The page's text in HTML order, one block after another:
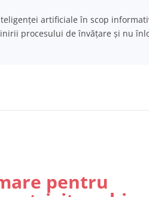
artificiale în scop
procesului de învățare și nu
pentru